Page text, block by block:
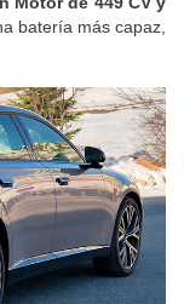
batería más capaz,